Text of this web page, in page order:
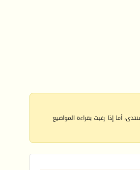
أما إذا رغبت بقراءة المواضيع